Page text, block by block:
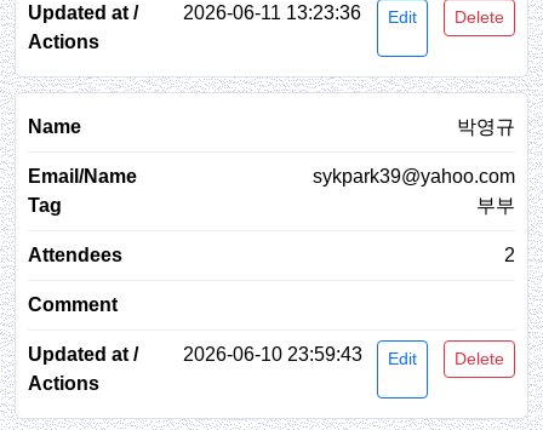
2026-06-11 13:23:36 Edit Delete
박영규
sykpark39@yahoo.com
부부
2
2026-06-10 23:59:43 Edit Delete